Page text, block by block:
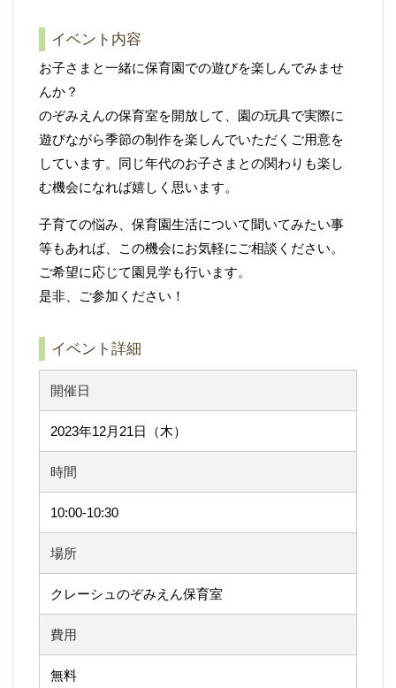
イベント内容
お子さまと一緒に保育園での遊びを楽しんでみませ
んか？
のぞみえんの保育室を開放して、園の玩具で実際に
遊びながら季節の制作を楽しんでいただくご用意を
しています。同じ年代のお子さまとの関わりも楽し
む機会になれば嬉しく思います。
子育ての悩み、保育園生活について聞いてみたい事
等もあれば、この機会にお気軽にご相談ください。
ご希望に応じて園見学も行います。
是非、ご参加ください！
イベント詳細
開催日
2023年12月21日（木）
時間
10:00-10:30
場所
クレーシュのぞみえん保育室
費用
無料